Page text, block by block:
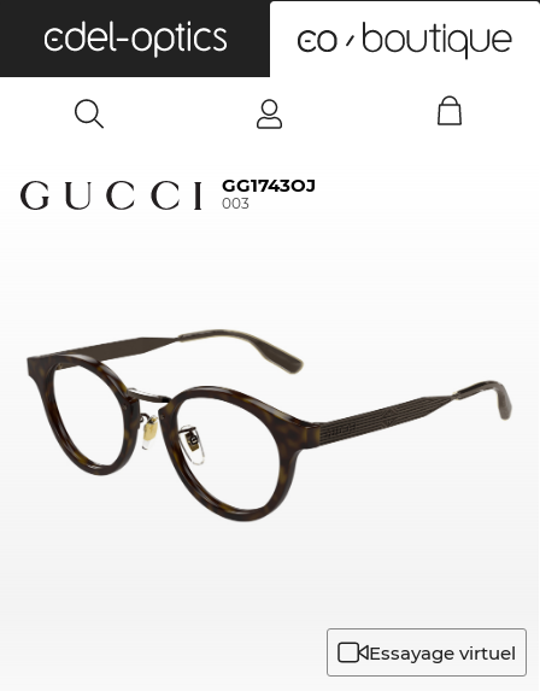
GG1743OJ
003
Essayage virtuel